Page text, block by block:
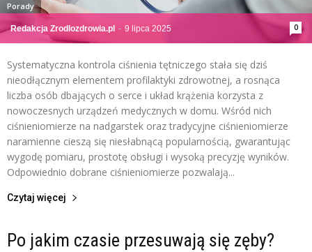
Redakcja Zrodlozdrowia.pl - 9 lipca 2025 0
Porady
Systematyczna kontrola ciśnienia tętniczego stała się dziś
nieodłącznym elementem profilaktyki zdrowotnej, a rosnąca
liczba osób dbających o serce i układ krążenia korzysta z
nowoczesnych urządzeń medycznych w domu. Wśród nich
ciśnieniomierze na nadgarstek oraz tradycyjne ciśnieniomierze
naramienne cieszą się niesłabnącą popularnością, gwarantując
wygodę pomiaru, prostotę obsługi i wysoką precyzję wyników.
Odpowiednio dobrane ciśnieniomierze pozwalają...
Czytaj więcej
Po jakim czasie przesuwają się zęby?